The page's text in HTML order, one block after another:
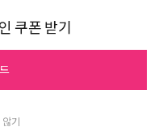
쿠폰 받기
기